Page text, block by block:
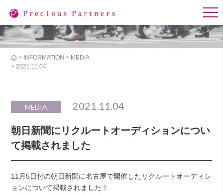
> INFORMATION > MEDIA
> 2021.11.04
MEDIA 2021.11.04
朝日新聞にリクルートオーディションについ
て掲載されました
11月5日付の朝日新聞に名古屋で開催したリクルートオーディシ
ョンについて掲載されました！